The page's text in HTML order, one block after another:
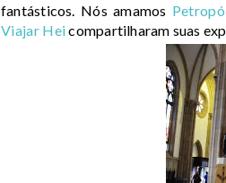
fantásticos. Nós amamos
Viajar Heicompartilharam suas